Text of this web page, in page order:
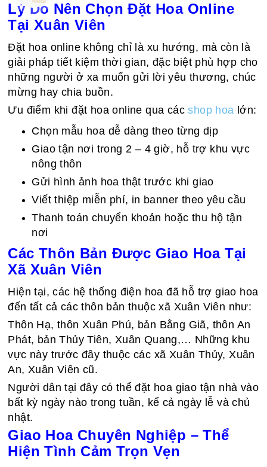
Lý Do Nên Chọn Đặt Hoa Online
Tại Xuân Viên
Đặt hoa online không chỉ là xu hướng, mà còn là
giải pháp tiết kiệm thời gian, đặc biệt phù hợp cho
những người ở xa muốn gửi lời yêu thương, chúc
mừng hay chia buồn.
Ưu điểm khi đặt hoa online qua cácshop hoa lớn:
Chọn mẫu hoa dễ dàng theo từng dịp
Giao tận nơi trong 2 – 4 giờ, hỗ trợ khu vực
nông thôn
Gửi hình ảnh hoa thật trước khi giao
Viết thiệp miễn phí, in banner theo yêu cầu
Thanh toán chuyển khoản hoặc thu hộ tận
nơi
Các Thôn Bản Được Giao Hoa Tại
Xã Xuân Viên
Hiện tại, các hệ thống điện hoa đã hỗ trợ giao hoa
đến tất cả các thôn bản thuộc xã Xuân Viên như:
Thôn Hạ, thôn Xuân Phú, bản Bằng Giã, thôn An
Phát, bản Thủy Tiên, Xuân Quang,… Những khu
vực này trước đây thuộc các xã Xuân Thủy, Xuân
An, Xuân Viên cũ.
Người dân tại đây có thể đặt hoa giao tận nhà vào
bất kỳ ngày nào trong tuần, kể cả ngày lễ và chủ
nhật.
Giao Hoa Chuyên Nghiệp – Thể
Hiện Tình Cảm Trọn Vẹn